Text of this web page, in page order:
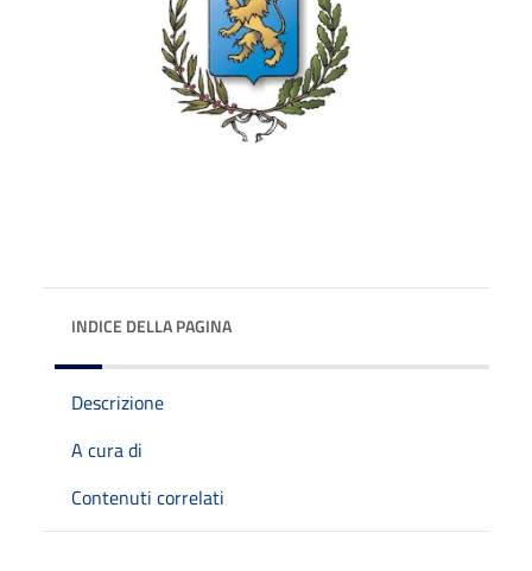
INDICE DELLA PAGINA
Descrizione
A cura di
Contenuti correlati